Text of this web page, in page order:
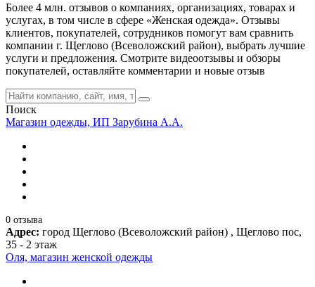
Более 4 млн. отзывов о компаниях, организациях, товарах и
услугах, в том числе в сфере «Женская одежда». Отзывы
клиентов, покупателей, сотрудников помогут вам сравнить
компании г. Щеглово (Всеволожский район), выбрать лучшие
услуги и предложения. Смотрите видеоотзывы и обзоры
покупателей, оставляйте комментарии и новые отзыв
Поиск
Магазин одежды, ИП Зарубина А.А.
0 отзыва
Адрес: город Щеглово (Всеволожский район) , Щеглово пос,
35 - 2 этаж
Оля, магазин женской одежды